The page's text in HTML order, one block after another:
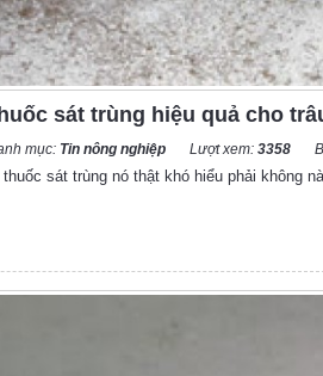
sát trùng hiệu quả cho
mục: Tin nông nghiệp Lượt xem: 3358
sát trùng nó thật khó hiểu phải không